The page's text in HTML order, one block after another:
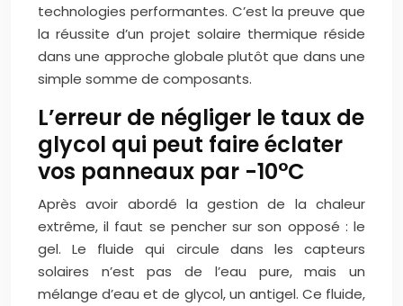
technologies performantes. C’est la preuve que
la réussite d’un projet solaire thermique réside
dans une approche globale plutôt que dans une
simple somme de composants.
L’erreur de négliger le taux de
glycol qui peut faire éclater
vos panneaux par -10°C
Après avoir abordé la gestion de la chaleur
extrême, il faut se pencher sur son opposé : le
gel. Le fluide qui circule dans les capteurs
solaires n’est pas de l’eau pure, mais un
mélange d’eau et de glycol, un antigel. Ce fluide,